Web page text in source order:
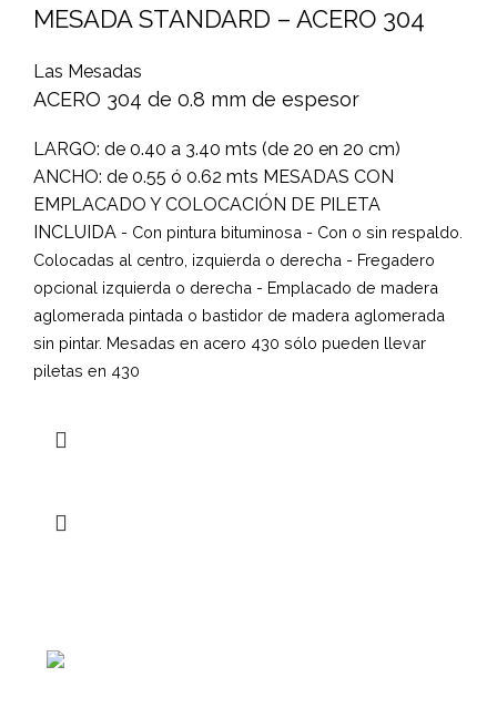
MESADA STANDARD – ACERO 304
Las Mesadas
ACERO 304 de 0.8 mm de espesor
LARGO: de 0.40 a 3.40 mts (de 20 en 20 cm)
ANCHO: de 0.55 ó 0.62 mts MESADAS CON
EMPLACADO Y COLOCACIÓN DE PILETA
INCLUIDA - Con pintura bituminosa - Con o sin respaldo.
Colocadas al centro, izquierda o derecha - Fregadero
opcional izquierda o derecha - Emplacado de madera
aglomerada pintada o bastidor de madera aglomerada
sin pintar. Mesadas en acero 430 sólo pueden llevar
piletas en 430